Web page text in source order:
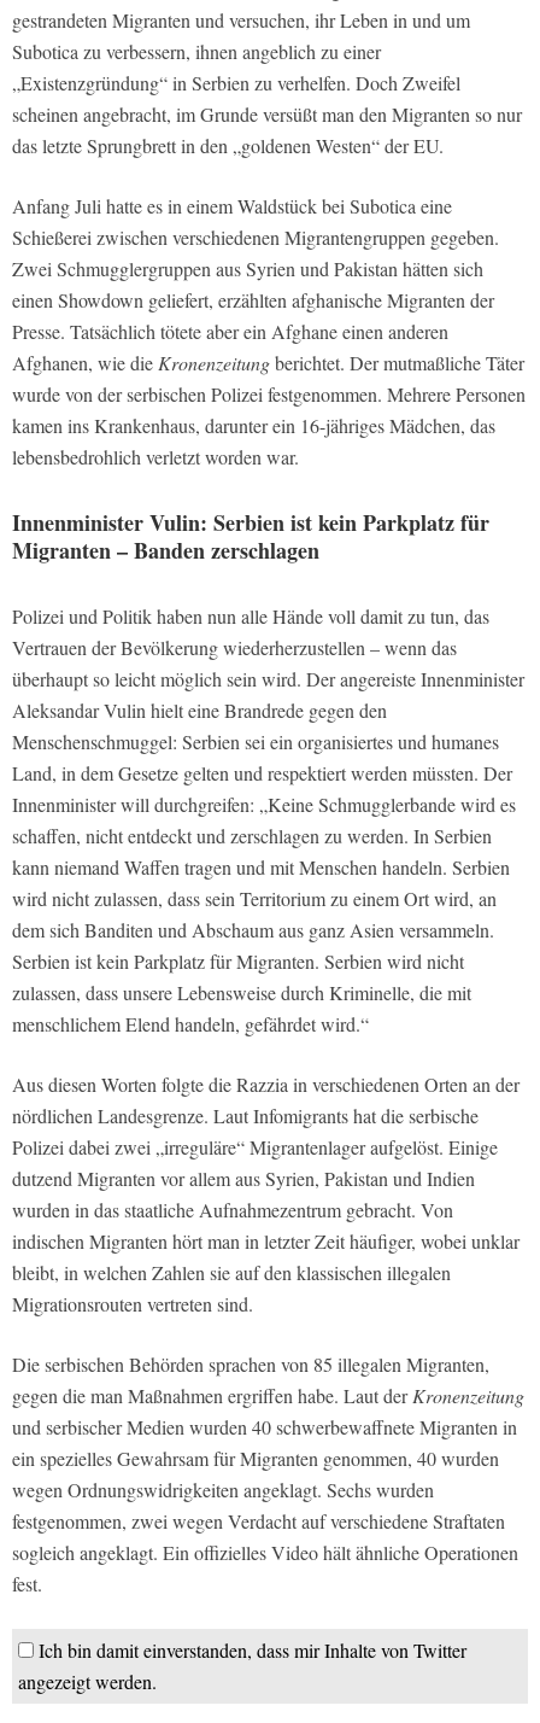
gestrandeten Migranten und versuchen, ihr Leben in und um
Subotica zu verbessern, ihnen angeblich zu einer
„Existenzgründung“ in Serbien zu verhelfen. Doch Zweifel
scheinen angebracht, im Grunde versüßt man den Migranten so nur
das letzte Sprungbrett in den „goldenen Westen“ der EU.
Anfang Juli hatte es in einem Waldstück bei Subotica eine
Schießerei zwischen verschiedenen Migrantengruppen gegeben.
Zwei Schmugglergruppen aus Syrien und Pakistan hätten sich
einen Showdown geliefert, erzählten afghanische Migranten der
Presse. Tatsächlich tötete aber ein Afghane einen anderen
Afghanen, wie dieKronenzeitungberichtet. Der mutmaßliche Täter
wurde von der serbischen Polizei festgenommen. Mehrere Personen
kamen ins Krankenhaus, darunter ein 16-jähriges Mädchen, das
lebensbedrohlich verletzt worden war.
Innenminister Vulin: Serbien ist kein Parkplatz für
Migranten – Banden zerschlagen
Polizei und Politik haben nun alle Hände voll damit zu tun, das
Vertrauen der Bevölkerung wiederherzustellen – wenn das
überhaupt so leicht möglich sein wird. Der angereiste Innenminister
Aleksandar Vulin hielt eine Brandrede gegen den
Menschenschmuggel: Serbien sei ein organisiertes und humanes
Land, in dem Gesetze gelten und respektiert werden müssten. Der
Innenminister will durchgreifen: „Keine Schmugglerbande wird es
schaffen, nicht entdeckt und zerschlagen zu werden. In Serbien
kann niemand Waffen tragen und mit Menschen handeln. Serbien
wird nicht zulassen, dass sein Territorium zu einem Ort wird, an
dem sich Banditen und Abschaum aus ganz Asien versammeln.
Serbien ist kein Parkplatz für Migranten. Serbien wird nicht
zulassen, dass unsere Lebensweise durch Kriminelle, die mit
menschlichem Elend handeln, gefährdet wird.“
Aus diesen Worten folgte die Razzia in verschiedenen Orten an der
nördlichen Landesgrenze. Laut Infomigrants hat die serbische
Polizei dabei zwei „irreguläre“ Migrantenlager aufgelöst. Einige
dutzend Migranten vor allem aus Syrien, Pakistan und Indien
wurden in das staatliche Aufnahmezentrum gebracht. Von
indischen Migranten hört man in letzter Zeit häufiger, wobei unklar
bleibt, in welchen Zahlen sie auf den klassischen illegalen
Migrationsrouten vertreten sind.
Die serbischen Behörden sprachen von 85 illegalen Migranten,
gegen die man Maßnahmen ergriffen habe. Laut derKronenzeitung
und serbischer Medien wurden 40 schwerbewaffnete Migranten in
ein spezielles Gewahrsam für Migranten genommen, 40 wurden
wegen Ordnungswidrigkeiten angeklagt. Sechs wurden
festgenommen, zwei wegen Verdacht auf verschiedene Straftaten
sogleich angeklagt. Ein offizielles Video hält ähnliche Operationen
fest.
Ich bin damit einverstanden, dass mir Inhalte von Twitter
angezeigt werden.